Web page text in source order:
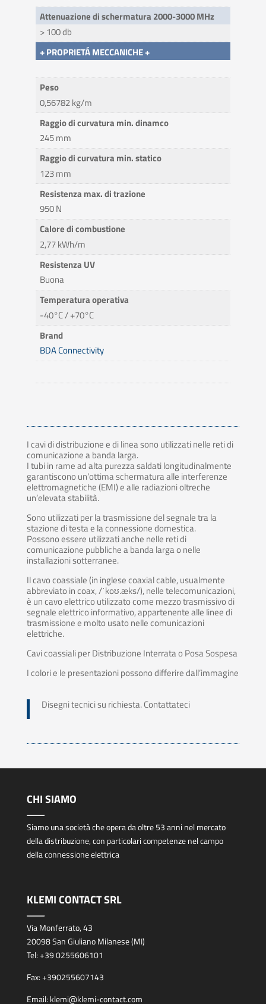
Attenuazione di schermatura 2000-3000 MHz
> 100 db
+ PROPRIETÁ MECCANICHE +
Peso
0,56782 kg/m
Raggio di curvatura min. dinamco
245 mm
Raggio di curvatura min. statico
123 mm
Resistenza max. di trazione
950 N
Calore di combustione
2,77 kWh/m
Resistenza UV
Buona
Temperatura operativa
-40°C / +70°C
Brand
BDA Connectivity
I cavi di distribuzione e di linea sono utilizzati nelle reti di
comunicazione a banda larga.
I tubi in rame ad alta purezza saldati longitudinalmente
garantiscono un’ottima schermatura alle interferenze
elettromagnetiche (EMI) e alle radiazioni oltreche
un’elevata stabilità.
Sono utilizzati per la trasmissione del segnale tra la
stazione di testa e la connessione domestica.
Possono essere utilizzati anche nelle reti di
comunicazione pubbliche a banda larga o nelle
installazioni sotterranee.
Il cavo coassiale (in inglese coaxial cable, usualmente
abbreviato in coax, /ˈkoʊ.æks/), nelle telecomunicazioni,
è un cavo elettrico utilizzato come mezzo trasmissivo di
segnale elettrico informativo, appartenente alle linee di
trasmissione e molto usato nelle comunicazioni
elettriche.
Cavi coassiali per Distribuzione Interrata o Posa Sospesa
I colori e le presentazioni possono differire dall’immagine
Disegni tecnici su richiesta. Contattateci
CHI SIAMO
Siamo una società che opera da oltre 53 anni nel mercato
della distribuzione, con particolari competenze nel campo
della connessione elettrica
KLEMI CONTACT SRL
Via Monferrato, 43
20098 San Giuliano Milanese (MI)
Tel:+39 0255606101
Fax:+390255607143
Email: klemi@klemi-contact.com